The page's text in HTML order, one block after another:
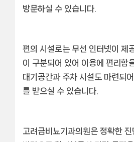
방문하실 수 있습니다.
편의 시설로는 무선 인터넷이 제
이 구분되어 있어 이용에 편리함
대기공간과 주차 시설도 마련되
를 받으실 수 있습니다.
고려금비뇨기과의원은 정확한